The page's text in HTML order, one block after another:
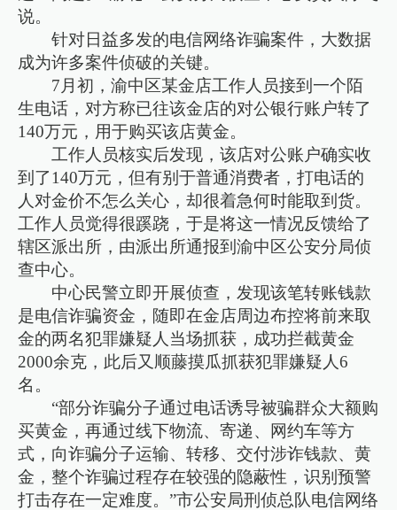
说。
针对日益多发的电信网络诈骗案件，大数据
成为许多案件侦破的关键。
7月初，渝中区某金店工作人员接到一个陌
生电话，对方称已往该金店的对公银行账户转了
140万元，用于购买该店黄金。
工作人员核实后发现，该店对公账户确实收
到了140万元，但有别于普通消费者，打电话的
人对金价不怎么关心，却很着急何时能取到货。
工作人员觉得很蹊跷，于是将这一情况反馈给了
辖区派出所，由派出所通报到渝中区公安分局侦
查中心。
中心民警立即开展侦查，发现该笔转账钱款
是电信诈骗资金，随即在金店周边布控将前来取
金的两名犯罪嫌疑人当场抓获，成功拦截黄金
2000余克，此后又顺藤摸瓜抓获犯罪嫌疑人6
名。
“部分诈骗分子通过电话诱导被骗群众大额购
买黄金，再通过线下物流、寄递、网约车等方
式，向诈骗分子运输、转移、交付涉诈钱款、黄
金，整个诈骗过程存在较强的隐蔽性，识别预警
打击存在一定难度。”市公安局刑侦总队电信网络